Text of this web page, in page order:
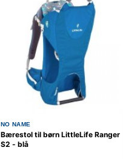
NO NAME
Bærestol til børn LittleLife Ranger
S2 - blå